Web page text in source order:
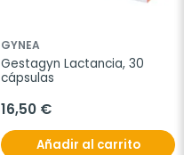
GYNEA
Gestagyn Lactancia, 30
cápsulas
16,50 €
Añadir al carrito